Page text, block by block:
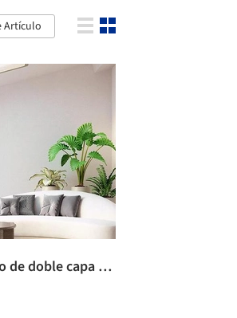
Artículo
Domo de policarbonato de doble capa / Stabilit